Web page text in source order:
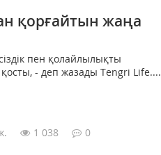
қорғайтын жаңа
пен қолайлылықты
- деп жазады Tengri Life....
1 038
0